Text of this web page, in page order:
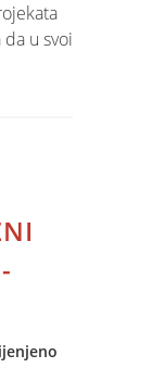
u svoj
iz